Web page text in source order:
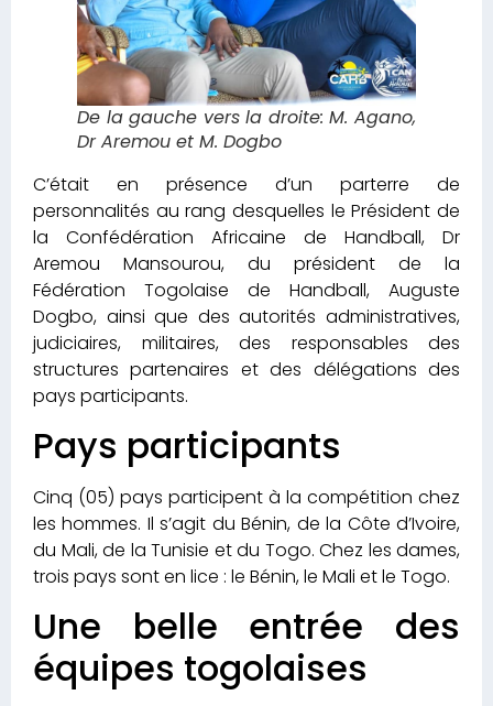
De la gauche vers la droite: M. Agano,
Dr Aremou et M. Dogbo
C’était en présence d’un parterre de
personnalités au rang desquelles le Président de
la Confédération Africaine de Handball, Dr
Aremou Mansourou, du président de la
Fédération Togolaise de Handball, Auguste
Dogbo, ainsi que des autorités administratives,
judiciaires, militaires, des responsables des
structures partenaires et des délégations des
pays participants.
Pays participants
Cinq (05) pays participent à la compétition chez
les hommes. Il s’agit du Bénin, de la Côte d’Ivoire,
du Mali, de la Tunisie et du Togo. Chez les dames,
trois pays sont en lice : le Bénin, le Mali et le Togo.
Une belle entrée des
équipes togolaises